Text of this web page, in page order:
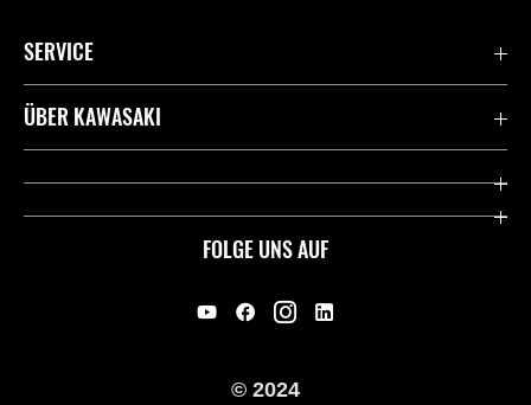
FOLGE UNS AUF
SERVICE
Kontaktiere uns
ÜBER KAWASAKI
Kawasaki Deutschland
© 2024